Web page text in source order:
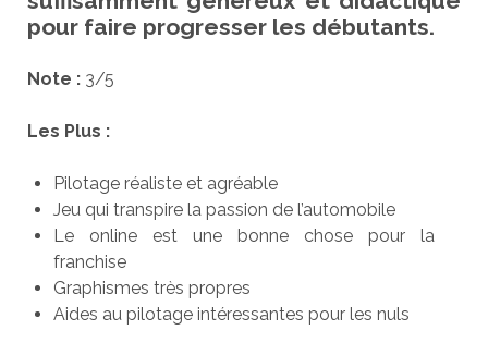
pour faire progresser les débutants.
Note :3/5
Les Plus :
Pilotage réaliste et agréable
Jeu qui transpire la passion de l’automobile
Le online est une bonne chose pour la
franchise
Graphismes très propres
Aides au pilotage intéressantes pour les nuls